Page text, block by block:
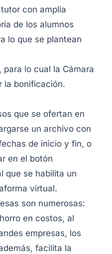
con amplia
de los alumnos
lo que se plantean
lo cual la Cámara
la bonificación.
que se ofertan en
un archivo con
de inicio y fin, o
en el botón
que se habilita un
virtual.
son numerosas:
en costos, al
empresas, los
facilita la